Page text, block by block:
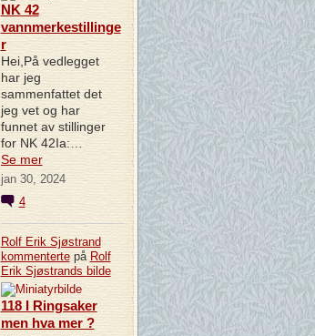
NK 42
vannmerkestillinge
r
Hei,På vedlegget
har jeg
sammenfattet det
jeg vet og har
funnet av stillinger
for NK 42Ia:…
Se mer
jan 30, 2024
4
Rolf Erik Sjøstrand
kommentertepå Rolf
Erik Sjøstrandsbilde
118 I Ringsaker
men hva mer ?